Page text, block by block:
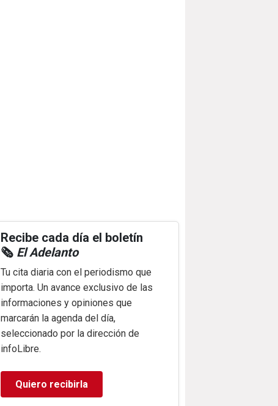
Recibe cada día el boletín
🗞️ El Adelanto
Tu cita diaria con el periodismo que
importa. Un avance exclusivo de las
informaciones y opiniones que
marcarán la agenda del día,
seleccionado por la dirección de
infoLibre.
Quiero recibirla